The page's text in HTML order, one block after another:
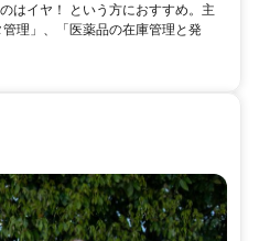
はイヤ！ という方におすすめ。主
理」、「医薬品の在庫管理と発